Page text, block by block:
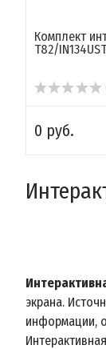
Комплект
T82/
0 руб.
экрана.
информации,